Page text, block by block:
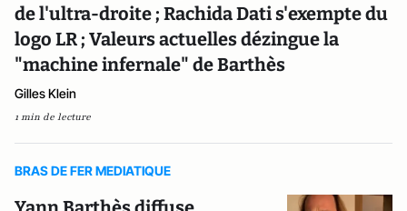
de l'ultra-droite ; Rachida Dati s'exempte du
logo LR ; Valeurs actuelles dézingue la
"machine infernale" de Barthès
Gilles Klein
1 min de lecture
BRAS DE FER MEDIATIQUE